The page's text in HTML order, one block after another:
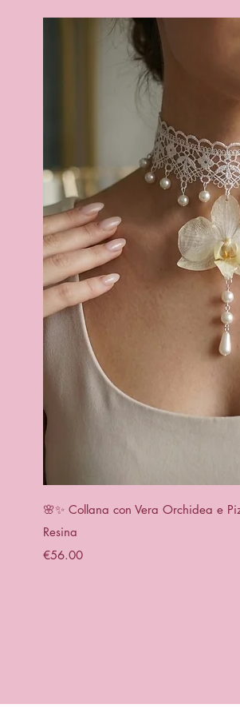
Quick
🌸✨ Collana con Vera Orchidea e
Resina
Price
€56.00